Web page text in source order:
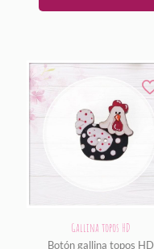
Gallina topos HD
Botón gallina topos HD